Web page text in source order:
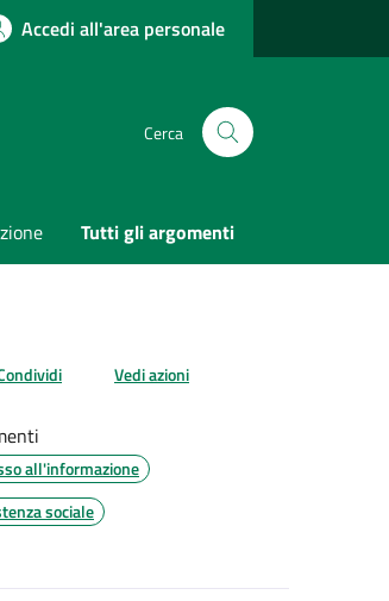
Accedi all'area personale
Cerca
Tutti gli argomenti
Vedi azioni
all'informazione
sociale